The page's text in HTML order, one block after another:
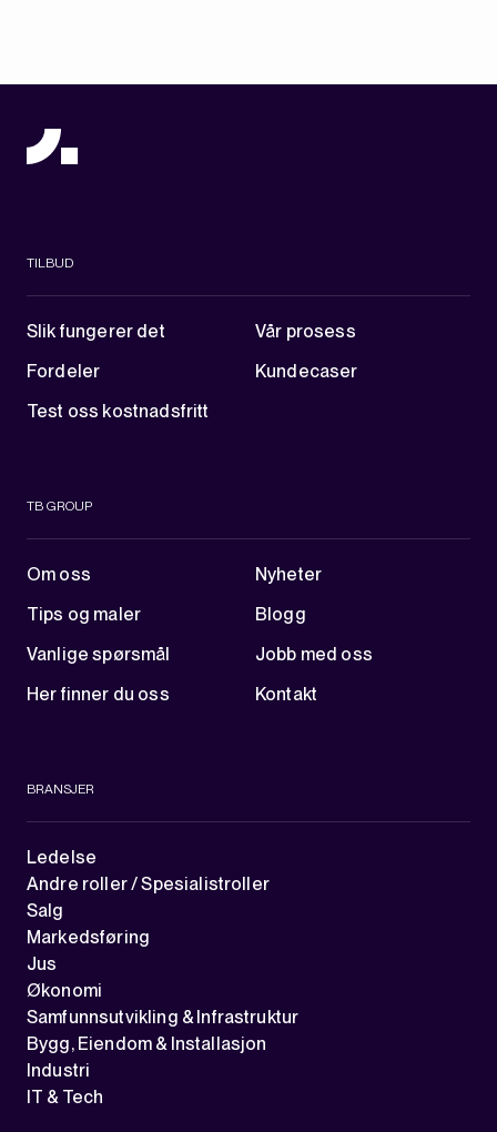
TILBUD
Slik fungerer det
Vår prosess
Fordeler
Kundecaser
Test oss kostnadsfritt
TB GROUP
Om oss
Nyheter
Tips og maler
Blogg
Vanlige spørsmål
Jobb med oss
Her finner du oss
Kontakt
BRANSJER
Ledelse
Andre roller / Spesialistroller
Salg
Markedsføring
Jus
Økonomi
Samfunnsutvikling & Infrastruktur
Bygg, Eiendom & Installasjon
Industri
IT & Tech